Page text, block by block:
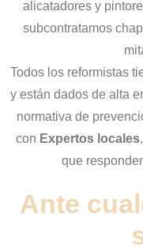
alicatadores y
subcontratamos
Todos los reformistas
y están dados de alta
normativa de
con Expertos locales
que
Ante